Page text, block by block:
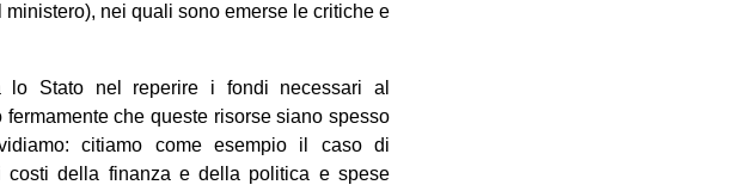
nei quali sono emerse le critiche e
Stato nel reperire i fondi necessari al
che queste risorse siano spesso
citiamo come esempio il caso di
della finanza e della politica e spese